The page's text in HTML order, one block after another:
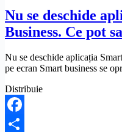
Nu se deschide
Business. Ce pot
Nu se deschide aplicația
pe ecran Smart business se
Distribuie
Facebook